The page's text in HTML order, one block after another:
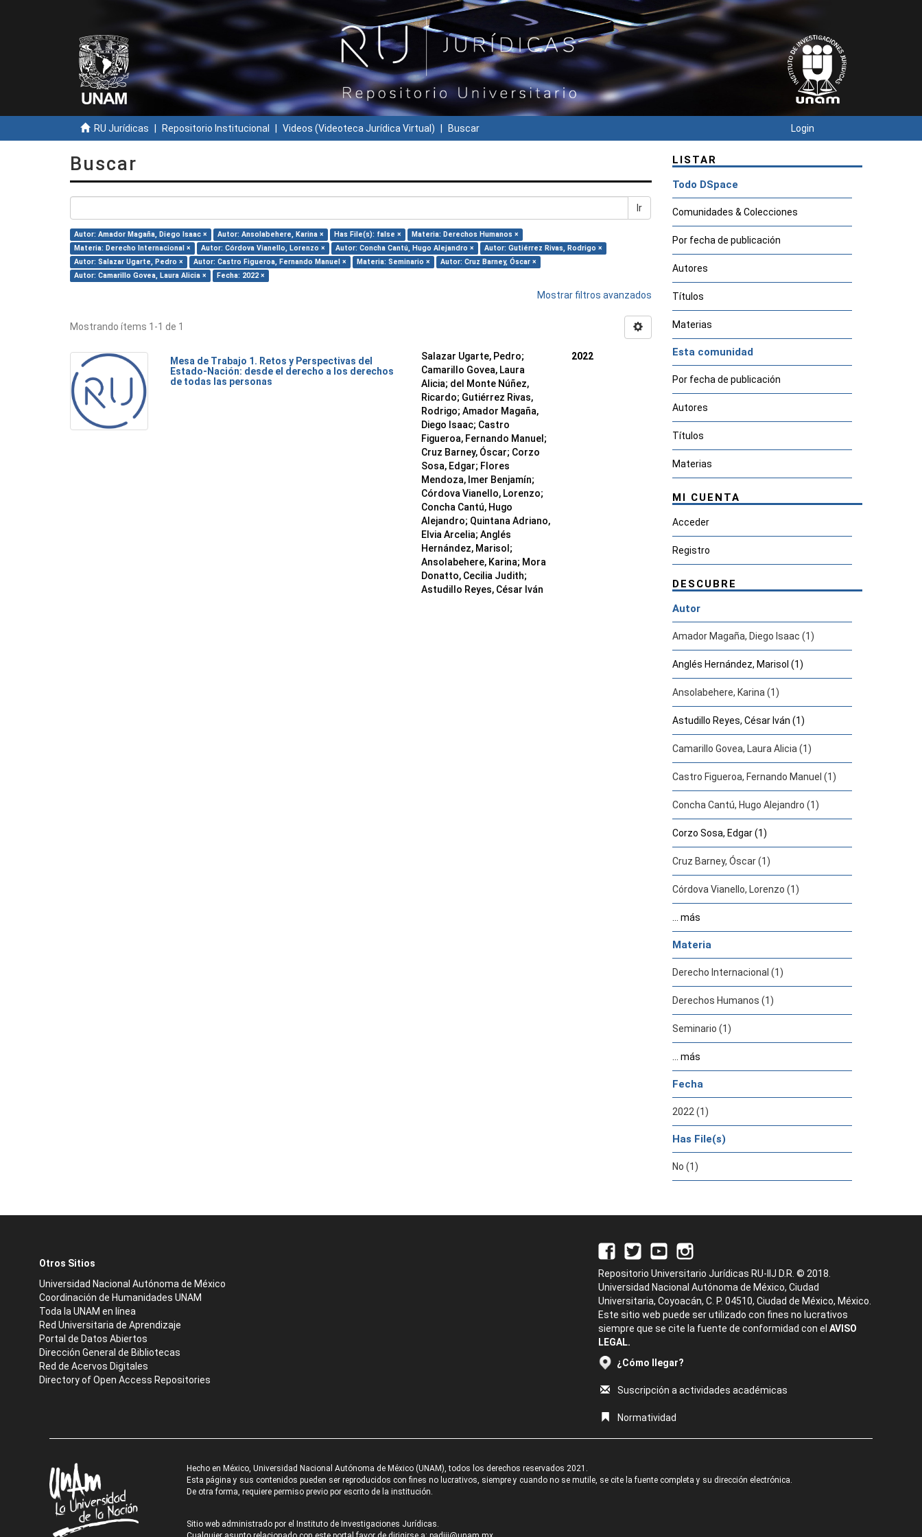
RU Jurídicas Repositorio Institucional Videos (Videoteca Jurídica Virtual) Buscar Login
Buscar
Ir
Autor: Amador Magaña, Diego Isaac × Autor: Ansolabehere, Karina × Has File(s): false ×
Materia: Derechos Humanos ×
Materia: Derecho Internacional ×
Autor: Córdova Vianello, Lorenzo × Autor: Concha Cantú, Hugo Alejandro ×
Autor: Gutiérrez Rivas, Rodrigo ×
Autor: Salazar Ugarte, Pedro ×
Autor: Castro Figueroa, Fernando Manuel × Materia: Seminario ×
Autor: Cruz Barney, Óscar ×
Autor: Camarillo Govea, Laura Alicia ×
Fecha: 2022 ×
Mostrar filtros avanzados
Mostrando ítems 1-1 de 1
Mesa de Trabajo 1. Retos y Perspectivas del
Estado-Nación: desde el derecho a los derechos
de todas las personas
Salazar Ugarte, Pedro;
Camarillo Govea, Laura
Alicia; del Monte Núñez,
Ricardo; Gutiérrez Rivas,
Rodrigo; Amador Magaña,
Diego Isaac; Castro
Figueroa, Fernando Manuel ;
Cruz Barney, Óscar; Corzo
Sosa, Edgar; Flores
Mendoza, Imer Benjamín;
Córdova Vianello, Lorenzo;
Concha Cantú, Hugo
Alejandro; Quintana Adriano,
Elvia Arcelia; Anglés
Hernández, Marisol ;
Ansolabehere, Karina; Mora
Donatto, Cecilia Judith;
Astudillo Reyes, César Iván
2022
LISTAR
Todo DSpace
Comunidades & Colecciones
Por fecha de publicación
Autores
Títulos
Materias
Esta comunidad
Por fecha de publicación
Autores
Títulos
Materias
MI CUENTA
Acceder
Registro
DESCUBRE
Autor
Amador Magaña, Diego Isaac (1)
Anglés Hernández, Marisol (1)
Ansolabehere, Karina (1)
Astudillo Reyes, César Iván (1)
Camarillo Govea, Laura Alicia (1)
Castro Figueroa, Fernando Manuel (1)
Concha Cantú, Hugo Alejandro (1)
Corzo Sosa, Edgar (1)
Cruz Barney, Óscar (1)
Córdova Vianello, Lorenzo (1)
... más
Materia
Derecho Internacional (1)
Derechos Humanos (1)
Seminario (1)
... más
Fecha
2022 (1)
Has File(s)
No (1)
Otros Sitios
Universidad Nacional Autónoma de México
Coordinación de Humanidades UNAM
Toda la UNAM en línea
Red Universitaria de Aprendizaje
Portal de Datos Abiertos
Dirección General de Bibliotecas
Red de Acervos Digitales
Directory of Open Access Repositories
Repositorio Universitario Jurídicas RU-IIJ D.R. © 2018.
Universidad Nacional Autónoma de México, Ciudad
Universitaria, Coyoacán, C. P. 04510, Ciudad de México, México.
Este sitio web puede ser utilizado con fines no lucrativos
siempre que se cite la fuente de conformidad con el AVISO
LEGAL.
¿Cómo llegar?
Suscripción a actividades académicas
Normatividad
Hecho en México, Universidad Nacional Autónoma de México (UNAM), todos los derechos reservados 2021.
Esta página y sus contenidos pueden ser reproducidos con fines no lucrativos, siempre y cuando no se mutile, se cite la fuente completa y su dirección electrónica.
De otra forma, requiere permiso previo por escrito de la institución.
Sitio web administrado por el Instituto de Investigaciones Jurídicas.